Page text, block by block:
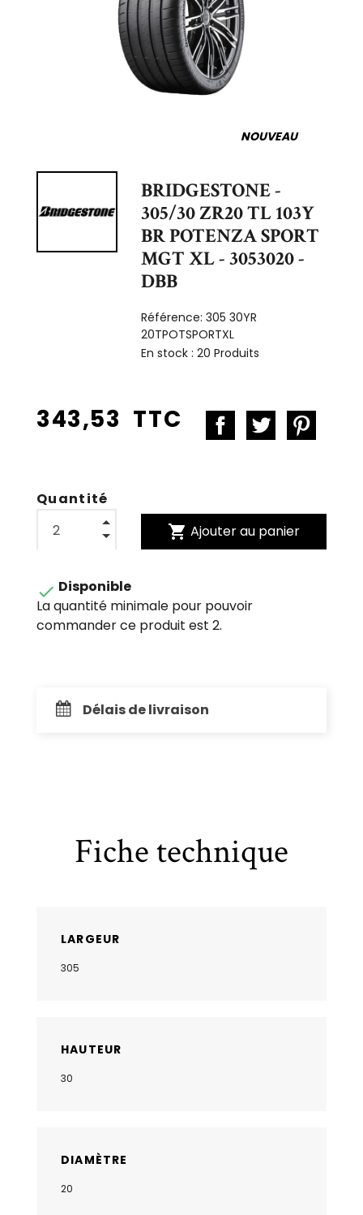
NOUVEAU
BRIDGESTONE -
305/30 ZR20 TL 103Y
BR POTENZA SPORT
MGT XL - 3053020 -
DBB
Référence:305 30YR
20TPOTSPORTXL
En stock :20 Produits
343,53 TTC
Quantité
shopping_cart Ajouter au panier
 Disponible
La quantité minimale pour pouvoir
commander ce produit est 2.
Délais de livraison
Fiche technique
LARGEUR
305
HAUTEUR
30
DIAMÈTRE
20